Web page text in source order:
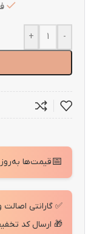
فقط
-
+
📅قیمت‌ها
✅ گارانتی اصالت
🎁 ارسال کد تخفیف با